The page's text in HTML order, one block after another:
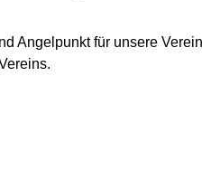
Angelpunkt für unsere